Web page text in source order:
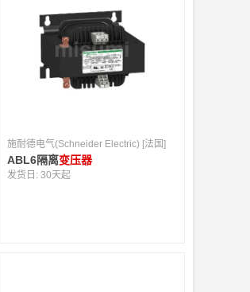
施耐德电气(Schneider Electric) [法国]
ABL6隔离变压器
发货日:30天起